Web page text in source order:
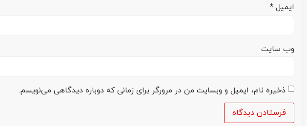
ایمیل *
وب‌ سایت
ذخیره نام، ایمیل و وبسایت من در مرورگر برای زمانی که دوباره دیدگاهی می‌نویسم.